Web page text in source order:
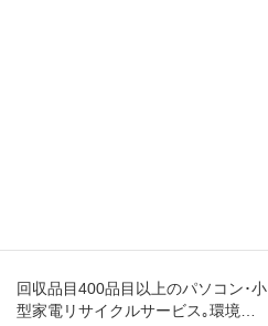
回収品目400品目以上のパソコン･小
型家電リサイクルサービス｡環境省･